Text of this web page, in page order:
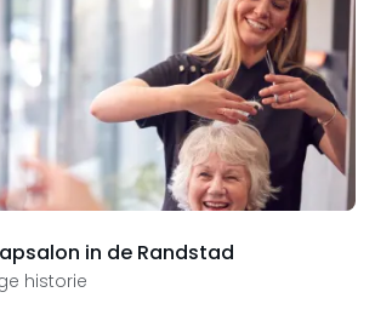
in de Randstad
historie